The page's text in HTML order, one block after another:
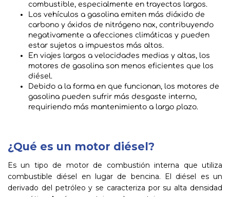
combustible, especialmente en trayectos largos.
Los vehículos a gasolina emiten más dióxido de
carbono y óxidos de nitrógeno nox, contribuyendo
negativamente a afecciones climáticas y pueden
estar sujetos a impuestos más altos.
En viajes largos a velocidades medias y altas, los
motores de gasolina son menos eficientes que los
diésel.
Debido a la forma en que funcionan, los motores de
gasolina pueden sufrir más desgaste interno,
requiriendo más mantenimiento a largo plazo.
¿Qué es un motor diésel?
Es un tipo de motor de combustión interna que utiliza
combustible diésel en lugar de bencina. El diésel es un
derivado del petróleo y se caracteriza por su alta densidad